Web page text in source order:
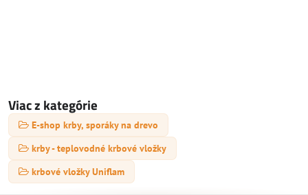
Viac z kategórie
E-shop krby, sporáky na drevo
krby - teplovodné krbové vložky
krbové vložky Uniflam